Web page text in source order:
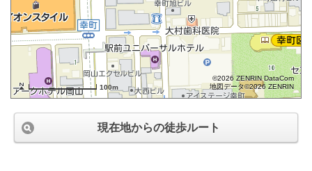
100m
©2026 ZENRIN DataCom
地図データ©2026 ZENRIN
現在地からの徒歩ルート